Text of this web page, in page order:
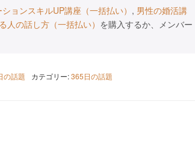
ョンスキルUP講座（一括払い） , 男性の婚活講
人の話し方（一括払い） を購入するか、メンバー
の話題 カテゴリー:365日の話題